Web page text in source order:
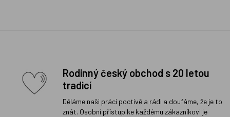
Rodinný český obchod s 20 letou
tradicí
Děláme naši práci poctivě a rádi a doufáme, že je to
znát. Osobní přístup ke každému zákazníkovi je